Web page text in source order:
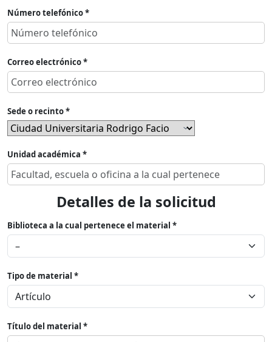
Número telefónico *
Correo electrónico *
Sede o recinto *
Unidad académica *
Detalles de la solicitud
Biblioteca a la cual pertenece el material *
Tipo de material *
Título del material *